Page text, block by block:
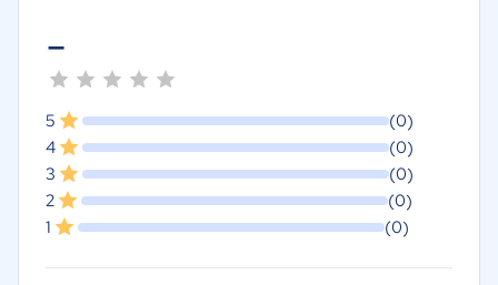
-
5
(0)
4
(0)
3
(0)
2
(0)
1
(0)